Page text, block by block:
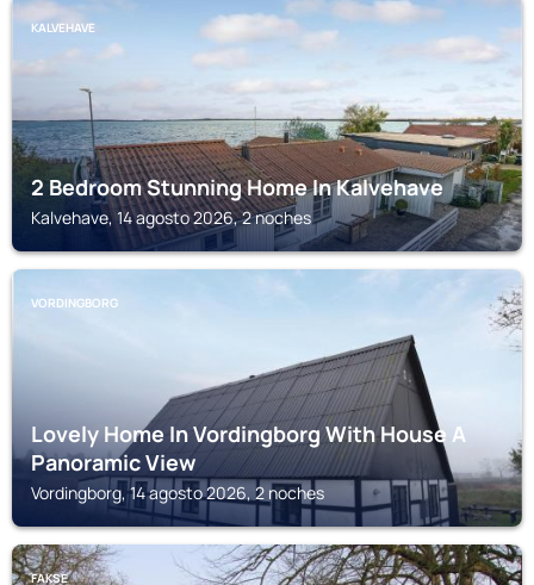
KALVEHAVE
2 Bedroom Stunning Home In Kalvehave
Kalvehave, 14 agosto 2026, 2 noches
VORDINGBORG
Lovely Home In Vordingborg With House A
Panoramic View
Vordingborg, 14 agosto 2026, 2 noches
FAKSE